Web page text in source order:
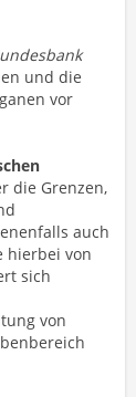
und die
vor
die Grenzen,
auch
hierbei von
sich
von